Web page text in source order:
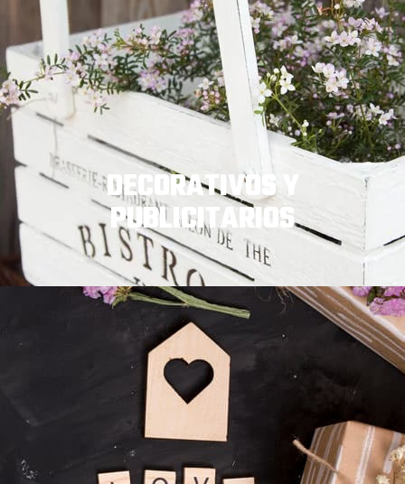
PRODUCTOS GOURMET
DECORATIVOS Y
PUBLICITARIOS